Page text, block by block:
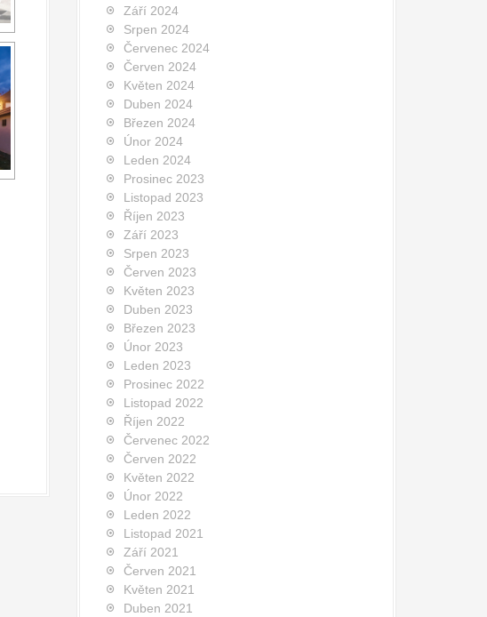
Září 2024
Srpen 2024
Červenec 2024
Červen 2024
Květen 2024
Duben 2024
Březen 2024
Únor 2024
Leden 2024
Prosinec 2023
Listopad 2023
Říjen 2023
Září 2023
Srpen 2023
Červen 2023
Květen 2023
Duben 2023
Březen 2023
Únor 2023
Leden 2023
Prosinec 2022
Listopad 2022
Říjen 2022
Červenec 2022
Červen 2022
Květen 2022
Únor 2022
Leden 2022
Listopad 2021
Září 2021
Červen 2021
Květen 2021
Duben 2021